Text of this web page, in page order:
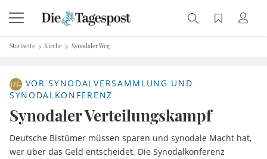
Startseite Kirche Synodaler Weg
VOR SYNODALVERSAMMLUNG UND
SYNODALKONFERENZ
Synodaler Verteilungskampf
Deutsche Bistümer müssen sparen und synodale Macht hat,
wer über das Geld entscheidet. Die Synodalkonferenz